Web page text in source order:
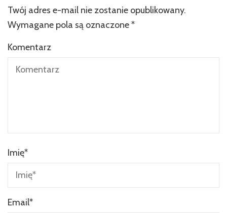
Twój adres e-mail nie zostanie opublikowany.
Wymagane pola są oznaczone*
Komentarz
Imię*
Email*